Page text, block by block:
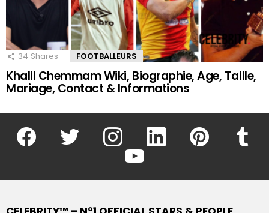
34 Shares FOOTBALLEURS
Khalil Chemmam Wiki, Biographie, Age, Taille,
Mariage, Contact & Informations
facebook twitter instagram linkedin pinterest
youtube